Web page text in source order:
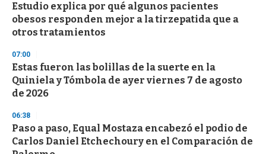
Estudio explica por qué algunos pacientes
obesos responden mejor a la tirzepatida que a
otros tratamientos
07:00
Estas fueron las bolillas de la suerte en la
Quiniela y Tómbola de ayer viernes 7 de agosto
de 2026
06:38
Paso a paso, Equal Mostaza encabezó el podio de
Carlos Daniel Etchechoury en el Comparación de